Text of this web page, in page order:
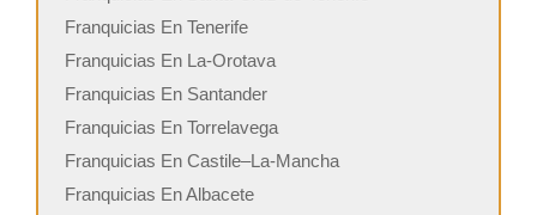
Franquicias En Tenerife
Franquicias En La-Orotava
Franquicias En Santander
Franquicias En Torrelavega
Franquicias En Castile–La-Mancha
Franquicias En Albacete